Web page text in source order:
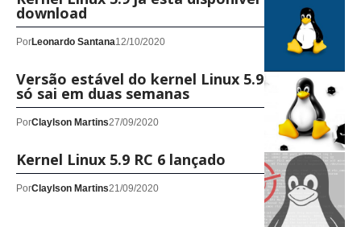
download
PorLeonardo Santana12/10/2020
Versão estável do kernel Linux 5.9 atrasa e
só sai em duas semanas
PorClaylson Martins27/09/2020
Kernel Linux 5.9 RC 6 lançado
PorClaylson Martins21/09/2020